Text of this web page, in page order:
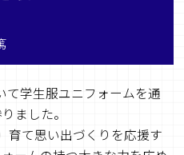
て学生服ユニフォームを通
ました。
育て思い出づくりを応援す